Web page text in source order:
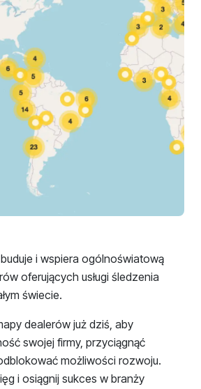
i wspiera ogólnoświatową
oferujących usługi śledzenia
świecie.
dealerów już dziś, aby
swojej firmy, przyciągnąć
możliwości rozwoju.
i osiągnij sukces w branży